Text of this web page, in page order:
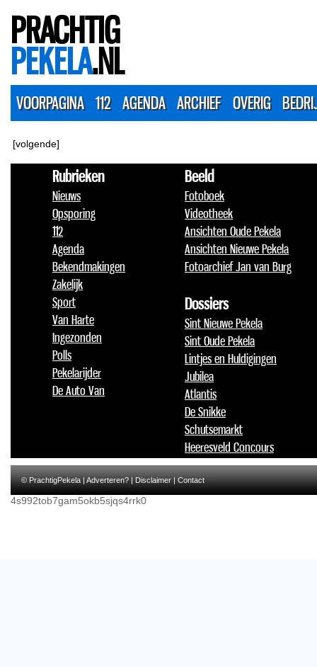
PRACHTIG
PEKELA.NL
VOORPAGINA 112 AGENDA ARCHIEF OVERIG
[volgende]
Rubrieken
Nieuws
Opsporing
112
Agenda
Bekendmakingen
Zakelijk
Sport
Van Harte
Ingezonden
Polls
Pekelarijder
De Auto Van
Beeld
Fotoboek
Videotheek
Ansichten Oude Pekela
Ansichten Nieuwe Pekela
Fotoarchief Jan van Burg
Dossiers
Sint Nieuwe Pekela
Sint Oude Pekela
Lintjes en Huldigingen
Jubilea
Atlantis
De Snikke
Schutsemarkt
Heeresveld Concours
© PrachtigPekela |Adverteren?|Disclaimer|Contact
4s992tob7gam5okb5sjqs4rrk0